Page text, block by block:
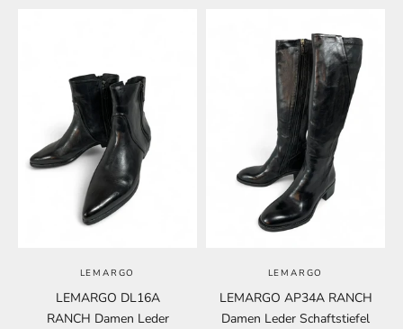
LEMARGO
LEMARGO DL16A
RANCH Damen Leder
LEMARGO
LEMARGO AP34A RANCH
Damen Leder Schaftstiefel